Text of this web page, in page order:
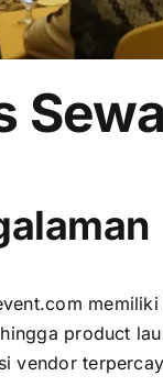
product
vendor